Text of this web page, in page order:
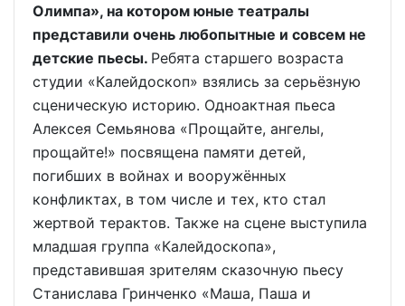
Олимпа», на котором юные театралы
представили очень любопытные и совсем не
детские пьесы. Ребята старшего возраста
студии «Калейдоскоп» взялись за серьёзную
сценическую историю. Одноактная пьеса
Алексея Семьянова «Прощайте, ангелы,
прощайте!» посвящена памяти детей,
погибших в войнах и вооружённых
конфликтах, в том числе и тех, кто стал
жертвой терактов. Также на сцене выступила
младшая группа «Калейдоскопа»,
представившая зрителям сказочную пьесу
Станислава Гринченко «Маша, Паша и